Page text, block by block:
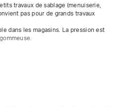
travaux de sablage (menuiserie,
pas pour de grands travaux
dans les magasins. La pression est
avec compresseur 1000 L/min